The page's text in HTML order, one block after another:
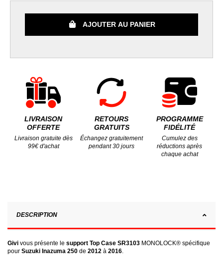
AJOUTER AU PANIER
LIVRAISON
OFFERTE
Livraison gratuite dès
99€ d'achat
RETOURS
GRATUITS
Échangez gratuitement
pendant 30 jours
PROGRAMME
FIDÉLITÉ
Cumulez des
réductions après
chaque achat
DESCRIPTION
Givi vous présente le support Top Case SR3103 MONOLOCK® spécifique
pour Suzuki Inazuma 250 de 2012 à 2016